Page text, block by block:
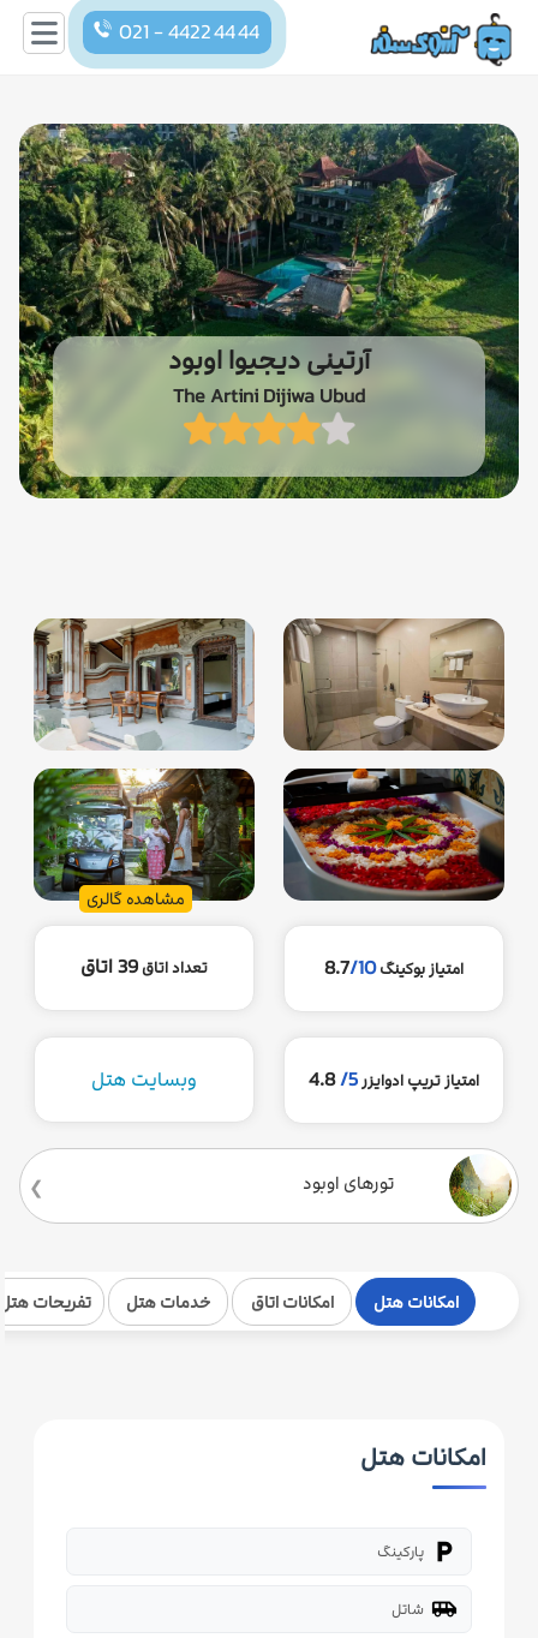
021 - 4422 44 44
آرتینی دیجیوا اوبود
The Artini Dijiwa Ubud
مشاهده گالری
امتیاز بوکینگ 8.7/10 تعداد اتاق39 اتاق
امتیاز تریپ ادوایزر5/
4.8 وبسایت هتل
تورهای اوبود
امکانات هتل امکانات اتاق خدمات هتل تفریحات
امکانات هتل
local_parking پارکینگ
airport_shuttle شاتل